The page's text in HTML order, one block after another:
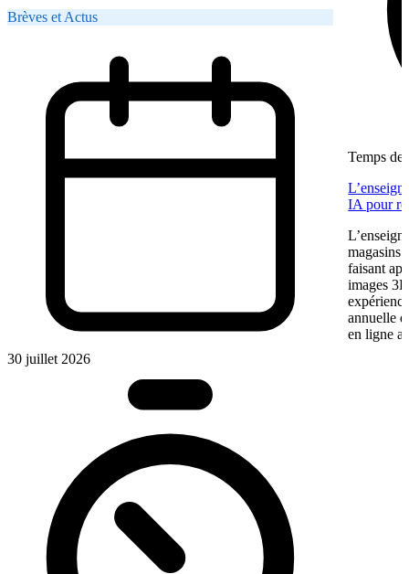
Brèves et Actus
30 juillet 2026
Temps de
IA pour
magasins
faisant
images
annuelle
en ligne